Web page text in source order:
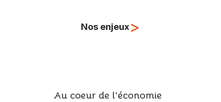
Nos enjeux>
Au coeur de l'économie